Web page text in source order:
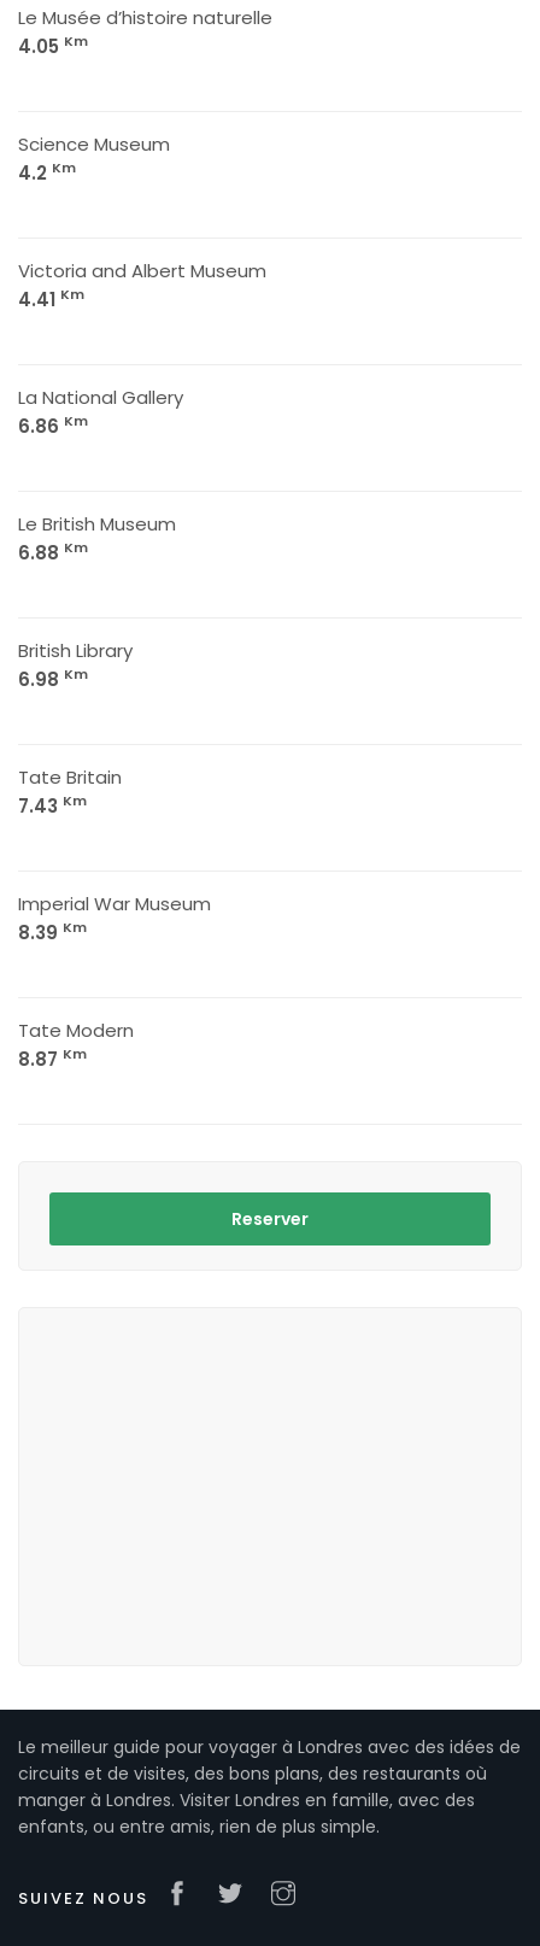
Le Musée d’histoire naturelle
4.05 Km
Science Museum
4.2 Km
Victoria and Albert Museum
4.41 Km
La National Gallery
6.86 Km
Le British Museum
6.88 Km
British Library
6.98 Km
Tate Britain
7.43 Km
Imperial War Museum
8.39 Km
Tate Modern
8.87 Km
Reserver
Le meilleur guide pour voyager à Londres avec des idées de
circuits et de visites, des bons plans, des restaurants où
manger à Londres. Visiter Londres en famille, avec des
enfants, ou entre amis, rien de plus simple.
SUIVEZ NOUS